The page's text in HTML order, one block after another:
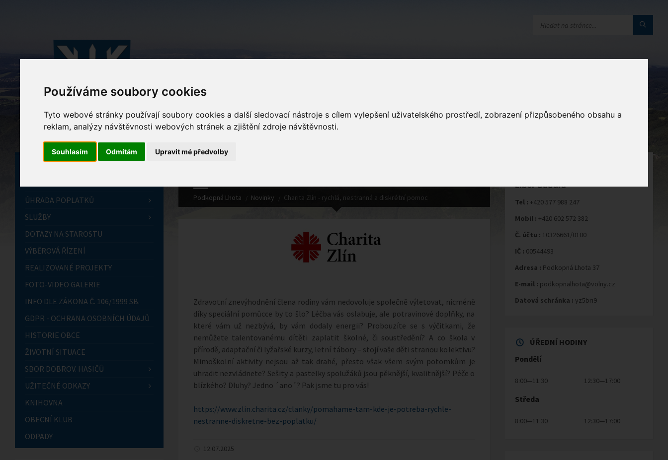
Používáme soubory cookies
Tyto webové stránky používají soubory cookies a další sledovací nástroje s cílem vylepšení uživatelského prostředí, zobrazení přizpůsobeného obsahu a
reklam, analýzy návštěvnosti webových stránek a zjištění zdroje návštěvnosti.
Souhlasím Odmítám Upravit mé předvolby
Podkopná Lhota Novinky Charita Zlín - rychlá, nestranná a diskrétní pomoc
Zdravotní znevýhodnění člena rodiny vám nedovoluje společně výletovat, nicméně
díky speciální pomůcce by to šlo? Léčba vás oslabuje, ale potravinové doplňky, na
které vám už nezbývá, by vám dodaly energii? Probouzíte se s výčitkami, že
nemůžete talentovanému dítěti zaplatit školné, či soustředění? A co škola v
přírodě, adaptační či lyžařské kurzy, letní tábory – stojí vaše děti stranou kolektivu?
Mimoškolní aktivity nejsou až tak drahé, přesto však všem svým potomkům je
uhradit nezvládnete? Sešity a pastelky spolužáků jsou pěknější, kvalitnější? Péče o
blízkého? Dluhy? Jedno ´ano´? Pak jsme tu pro vás!
https://www.zlin.charita.cz/clanky/pomahame-tam-kde-je-potreba-rychle-
nestranne-diskretne-bez-poplatku/
12.07.2025
ÚHRADA POPLATKŮ
SLUŽBY
DOTAZY NA STAROSTU
VÝBĚROVÁ ŘÍZENÍ
REALIZOVANÉ PROJEKTY
FOTO-VIDEO GALERIE
INFO DLE ZÁKONA Č. 106/1999 SB.
GDPR - OCHRANA OSOBNÍCH ÚDAJŮ
HISTORIE OBCE
ŽIVOTNÍ SITUACE
SBOR DOBROV. HASIČŮ
UŽITEČNÉ ODKAZY
KNIHOVNA
OBECNÍ KLUB
ODPADY
Libor Baďura
Tel : +420 577 988 247
Mobil : +420 602 572 382
Č. účtu : 10326661/0100
IČ : 00544493
Adresa : Podkopná Lhota 37
E-mail : podkopnalhota@volny.cz
Datová schránka : yz5bri9
ÚŘEDNÍ HODINY
Pondělí
8:00—11:30 12:30—17:00
Středa
8:00—11:30 12:30—17:00